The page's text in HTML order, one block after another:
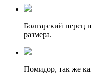
Болгарский перец
размера.
Помидор, так же